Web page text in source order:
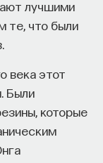
лучшими
те, что были
века этот
Были
которые
человек
тех, кто ещё
вебинары
понять,
будет
клетки-
одного